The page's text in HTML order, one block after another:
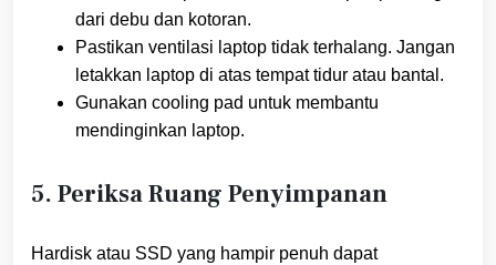
dari debu dan kotoran.
Pastikan ventilasi laptop tidak terhalang. Jangan
letakkan laptop di atas tempat tidur atau bantal.
Gunakan cooling pad untuk membantu
mendinginkan laptop.
5. Periksa Ruang Penyimpanan
Hardisk atau SSD yang hampir penuh dapat